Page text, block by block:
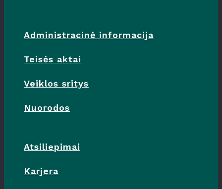
Administracinė informacija
Teisės aktai
Veiklos sritys
Nuorodos
Atsiliepimai
Karjera